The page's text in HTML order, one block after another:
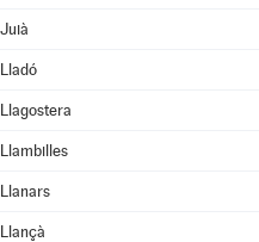
Juià
Lladó
Llagostera
Llambilles
Llanars
Llançà